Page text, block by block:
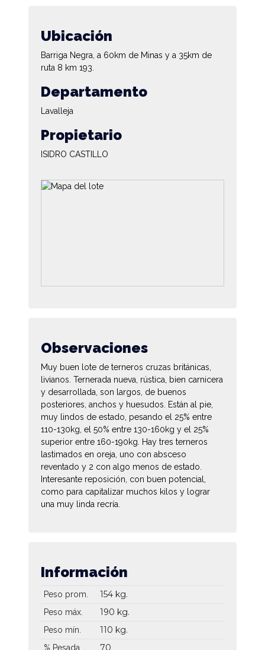
Ubicación
Barriga Negra, a 60km de Minas y a 35km de
ruta 8 km 193.
Departamento
Lavalleja
Propietario
ISIDRO CASTILLO
Observaciones
Muy buen lote de terneros cruzas británicas,
livianos. Ternerada nueva, rústica, bien carnicera
y desarrollada, son largos, de buenos
posteriores, anchos y huesudos. Están al pie,
muy lindos de estado, pesando el 25% entre
110-130kg, el 50% entre 130-160kg y el 25%
superior entre 160-190kg. Hay tres terneros
lastimados en oreja, uno con absceso
reventado y 2 con algo menos de estado.
Interesante reposición, con buen potencial,
como para capitalizar muchos kilos y lograr
una muy linda recría.
Información
Peso prom. 154 kg.
Peso máx. 190 kg.
Peso mín. 110 kg.
% Pesada 70